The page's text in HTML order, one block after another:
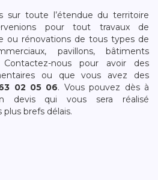
sur toute l’étendue du territoire
pour tout travaux de
ou rénovations de tous types de
pavillons, bâtiments
nous pour avoir des
ou que vous avez des
02 05 06. Vous pouvez dès à
devis qui vous sera réalisé
brefs délais.